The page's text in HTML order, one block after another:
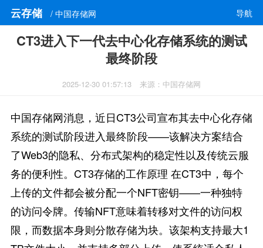
云存储 / 中国存储网 导航
CT3进入下一代去中心化存储系统的测试
最终阶段
2025-12-30 01:57:13 来源：中国存储网
中国存储网消息，近日CT3公司宣布其去中心化存储
系统的测试阶段进入最终阶段——该解决方案结合
了Web3的隐私、分布式架构的稳定性以及传统云服
务的便利性。CT3存储的工作原理 在CT3中，每个
上传的文件都会被分配一个NFT密钥——一种独特
的访问令牌。传输NFT意味着转移对文件的访问权
限，而数据本身则分散存储为块。该架构支持最大1